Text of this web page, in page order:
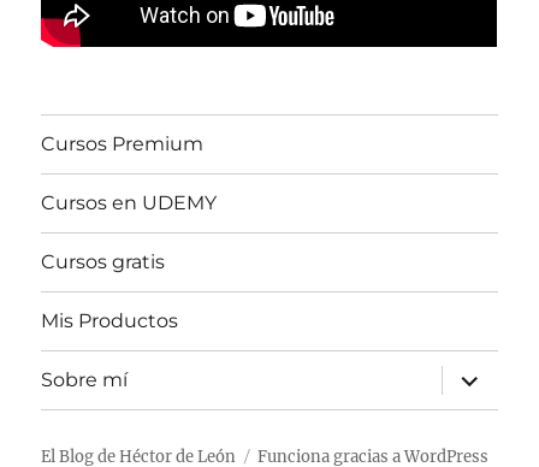
Cursos Premium
Cursos en UDEMY
Cursos gratis
Mis Productos
Sobre mí
expande
el
menú
El Blog de Héctor de León Funciona gracias a WordPress